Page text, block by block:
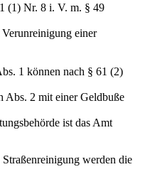
(1) Nr. 8 i. V. m. § 49
einer
1 können nach § 61 (2)
Abs. 2 mit einer Geldbuße
ist das Amt
werden die